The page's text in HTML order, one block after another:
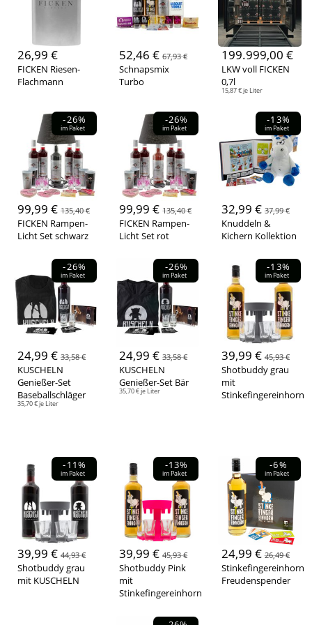
26,99 €
FICKEN Riesen-
Flachmann
52,46 €67,93 €
Schnapsmix
Turbo
199.999,00 €
LKW voll FICKEN
0,7l
15,87 € je Liter
-26%
im Paket
99,99 € 135,40 €
FICKEN Rampen-
Licht Set schwarz
-26%
im Paket
99,99 €135,40 €
FICKEN Rampen-
Licht Set rot
-13%
im Paket
32,99 €37,99 €
Knuddeln &
Kichern Kollektion
-26%
im Paket
24,99 € 33,58 €
KUSCHELN
Genießer-Set
Baseballschläger
35,70 € je Liter
-26%
im Paket
24,99 €33,58 €
KUSCHELN
Genießer-Set Bär
35,70 € je Liter
-13%
im Paket
39,99 €45,93 €
Shotbuddy grau
mit
Stinkefingereinhorn
-11%
im Paket
39,99 € 44,93 €
Shotbuddy grau
mit KUSCHELN
-13%
im Paket
39,99 €45,93 €
Shotbuddy Pink
mit
Stinkefingereinhorn
-6%
im Paket
24,99 €26,49 €
Stinkefingereinhorn
Freudenspender